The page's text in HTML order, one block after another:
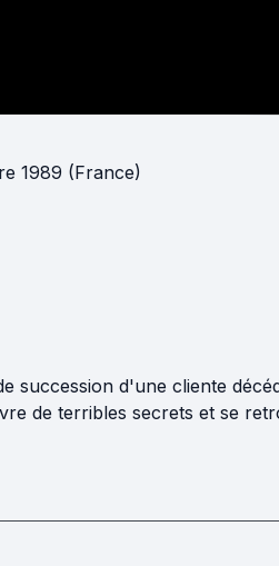
1989 (France)
succession d'une cliente
de terribles secrets et se